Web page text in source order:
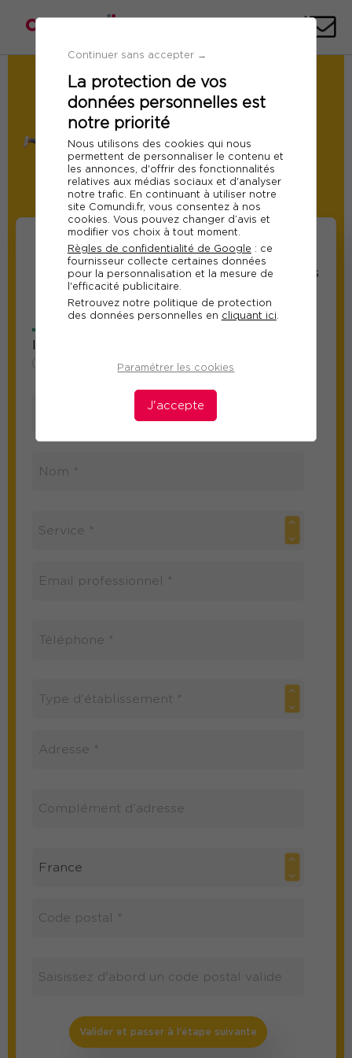
Continuer sans accepter →
La protection de vos
données personnelles est
notre priorité
Nous utilisons des cookies qui nous
permettent de personnaliser le contenu et
les annonces, d'offrir des fonctionnalités
relatives aux médias sociaux et d'analyser
notre trafic. En continuant à utiliser notre
site Comundi.fr, vous consentez à nos
cookies. Vous pouvez changer d’avis et
modifier vos choix à tout moment.
Règles de confidentialité de Google : ce
fournisseur collecte certaines données
pour la personnalisation et la mesure de
l'efficacité publicitaire.
Retrouvez notre politique de protection
des données personnelles en cliquant ici.
Paramétrer les cookies
J'accepte
Demande de Devis
Formation : Oser se démarquer !
Ref 10258
Du 23 au 24 novembre 2026
Paris Session garantie
Modifier
Informations sur les
participants
Informations relatives
de la formation
Information sur le participant
M
Valider et passer à l'étape suivante